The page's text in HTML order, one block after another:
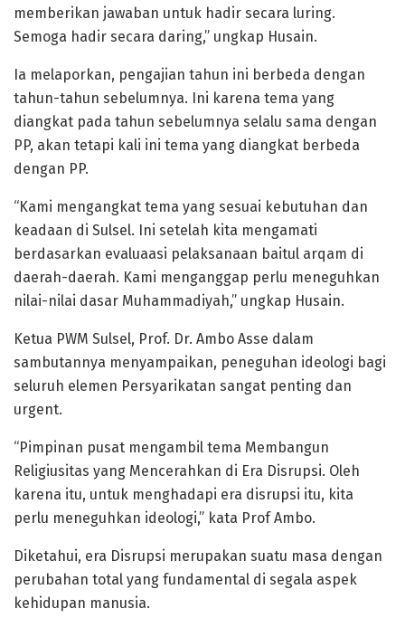
memberikan jawaban untuk hadir secara luring.
Semoga hadir secara daring,” ungkap Husain.
Ia melaporkan, pengajian tahun ini berbeda dengan
tahun-tahun sebelumnya. Ini karena tema yang
diangkat pada tahun sebelumnya selalu sama dengan
PP, akan tetapi kali ini tema yang diangkat berbeda
dengan PP.
“Kami mengangkat tema yang sesuai kebutuhan dan
keadaan di Sulsel. Ini setelah kita mengamati
berdasarkan evaluaasi pelaksanaan baitul arqam di
daerah-daerah. Kami menganggap perlu meneguhkan
nilai-nilai dasar Muhammadiyah,” ungkap Husain.
Ketua PWM Sulsel, Prof. Dr. Ambo Asse dalam
sambutannya menyampaikan, peneguhan ideologi bagi
seluruh elemen Persyarikatan sangat penting dan
urgent.
“Pimpinan pusat mengambil tema Membangun
Religiusitas yang Mencerahkan di Era Disrupsi. Oleh
karena itu, untuk menghadapi era disrupsi itu, kita
perlu meneguhkan ideologi,” kata Prof Ambo.
Diketahui, era Disrupsi merupakan suatu masa dengan
perubahan total yang fundamental di segala aspek
kehidupan manusia.